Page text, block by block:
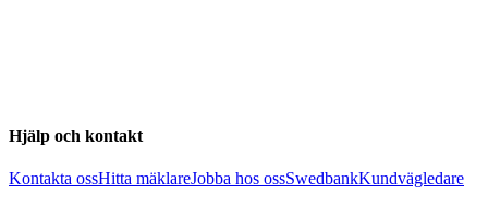
Hjälp och kontakt
Kontakta ossHitta mäklareJobba hos ossSwedbankKundvägledare